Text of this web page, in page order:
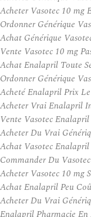
Acheter Vasotec 10 mg
Ordonner Générique
Achat Générique
Vente Vasotec 10 mg
Achat Enalapril Toute
Ordonner Générique
Acheté Enalapril Prix
Acheter Vrai Enalapril
Vente Vasotec
Acheter Du Vrai
Achat Vasotec
Commander Du Vasotec
Acheter Vasotec 10 mg
Achat Enalapril Peu
Acheter Du Vrai